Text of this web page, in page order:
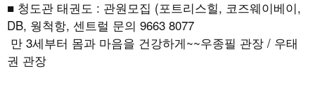
■ 청도관 태권도 : 관원모집 (포트리스힐, 코즈웨이베이,
DB, 웡척항, 센트럴 문의 9663 8077
만 3세부터 몸과 마음을 건강하게~~우종필 관장 / 우태
권 관장